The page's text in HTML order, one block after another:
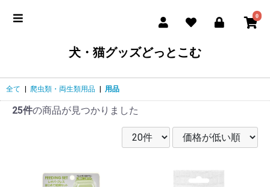
0
犬・猫グッズどっとこむ
全て 爬虫類・両生類用品 用品
25件の商品が見つかりました